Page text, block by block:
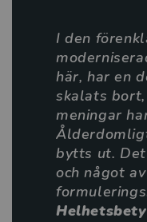
I den
här, har en
skalats
meningar
bytts ut.
och något